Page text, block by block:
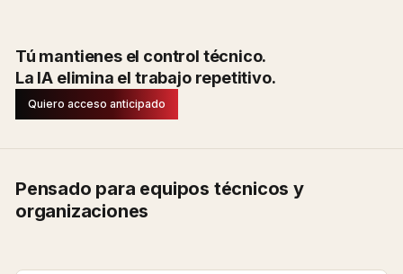
Tú mantienes el control técnico.
La IA elimina el trabajo repetitivo.
Quiero acceso anticipado
Pensado para equipos técnicos y
organizaciones